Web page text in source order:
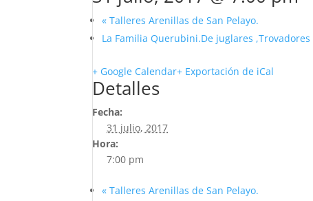
« Talleres Arenillas de San Pelayo.
La Familia Querubini.De juglares
+ Google Calendar+ Exportación de iCal
Detalles
Fecha:
31 julio, 2017
Hora:
7:00 pm
« Talleres Arenillas de San Pelayo.